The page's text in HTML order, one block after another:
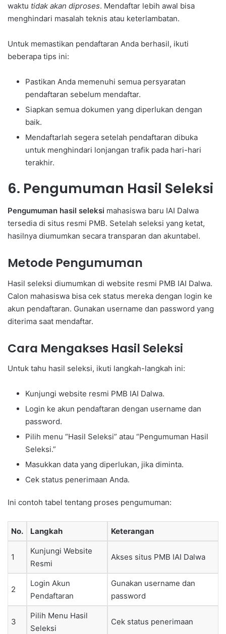
waktu tidak akan diproses. Mendaftar lebih awal bisa
menghindari masalah teknis atau keterlambatan.
Untuk memastikan pendaftaran Anda berhasil, ikuti
beberapa tips ini:
Pastikan Anda memenuhi semua persyaratan
pendaftaran sebelum mendaftar.
Siapkan semua dokumen yang diperlukan dengan
baik.
Mendaftarlah segera setelah pendaftaran dibuka
untuk menghindari lonjangan trafik pada hari-hari
terakhir.
6. Pengumuman Hasil Seleksi
Pengumuman hasil seleksi mahasiswa baru IAI Dalwa
tersedia di situs resmi PMB. Setelah seleksi yang ketat,
hasilnya diumumkan secara transparan dan akuntabel.
Metode Pengumuman
Hasil seleksi diumumkan di website resmi PMB IAI Dalwa.
Calon mahasiswa bisa cek status mereka dengan login ke
akun pendaftaran. Gunakan username dan password yang
diterima saat mendaftar.
Cara Mengakses Hasil Seleksi
Untuk tahu hasil seleksi, ikuti langkah-langkah ini:
Kunjungi website resmi PMB IAI Dalwa.
Login ke akun pendaftaran dengan username dan
password.
Pilih menu “Hasil Seleksi” atau “Pengumuman Hasil
Seleksi.”
Masukkan data yang diperlukan, jika diminta.
Cek status penerimaan Anda.
Ini contoh tabel tentang proses pengumuman:
No. Langkah Keterangan
1
Kunjungi Website
Resmi
Akses situs PMB IAI Dalwa
2
Login Akun
Pendaftaran
Gunakan username dan
password
3
Pilih Menu Hasil
Seleksi
Cek status penerimaan